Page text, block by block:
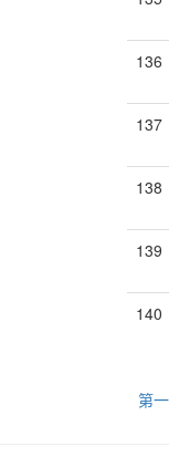
136
137
138
139
140
第